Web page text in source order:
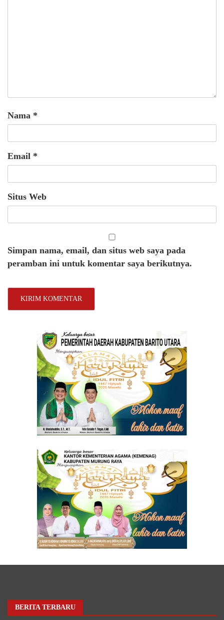
Nama *
Email *
Situs Web
Simpan nama, email, dan situs web saya pada
peramban ini untuk komentar saya berikutnya.
BERITA TERBARU